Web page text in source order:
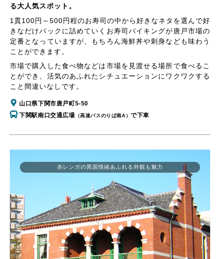
る大人気スポット。
1貫100円～500円程のお寿司の中から好きなネタを選んで好
きなだけパックに詰めていくお寿司バイキングが唐戸市場の
定番となっていますが、もちろん海鮮丼や刺身なども味わう
ことができます。
市場で購入した食べ物などは市場を見渡せる場所で食べるこ
とができ、活気のあふれたシチュエーションにワクワクする
こと間違いなしです。
山口県下関市唐戸町5-50
下関駅南口交通広場 （高速バスのりば南A）で下車
赤レンガの異国情緒あふれる外観も魅力